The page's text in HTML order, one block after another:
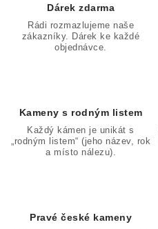
Dárek zdarma
Rádi rozmazlujeme naše
zákazníky. Dárek ke každé
objednávce.
Kameny s rodným listem
Každý kámen je unikát s
„rodným listem“ (jeho název, rok
a místo nálezu).
Pravé české kameny